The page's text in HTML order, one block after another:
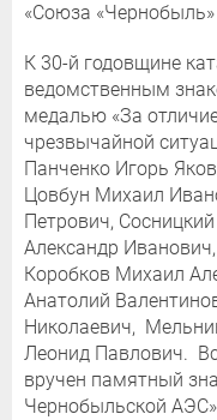
«Союза
К 30-й годовщине
ведомственным
медалью «За
чрезвычайной
Панченко Игорь
Цовбун Михаил
Петрович,
Александр
Коробков Михаил
Анатолий
Николаевич,
Леонид Павлович.
вручен памятный
Чернобыльской